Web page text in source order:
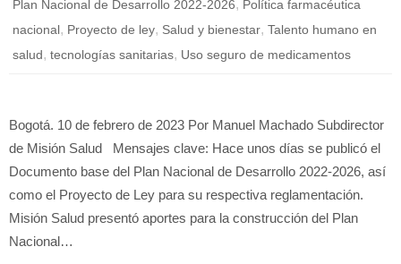
Plan Nacional de Desarrollo 2022-2026, Política farmacéutica
nacional, Proyecto de ley, Salud y bienestar, Talento humano en
salud, tecnologías sanitarias, Uso seguro de medicamentos
Bogotá. 10 de febrero de 2023 Por Manuel Machado Subdirector
de Misión Salud Mensajes clave: Hace unos días se publicó el
Documento base del Plan Nacional de Desarrollo 2022-2026, así
como el Proyecto de Ley para su respectiva reglamentación.
Misión Salud presentó aportes para la construcción del Plan
Nacional…